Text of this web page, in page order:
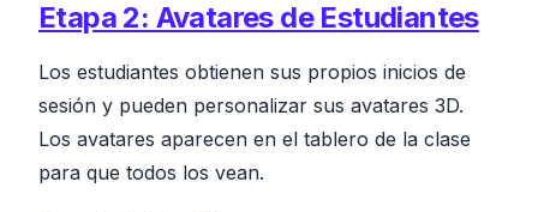
Etapa 2: Avatares de Estudiantes
Los estudiantes obtienen sus propios inicios de
sesión y pueden personalizar sus avatares 3D.
Los avatares aparecen en el tablero de la clase
para que todos los vean.